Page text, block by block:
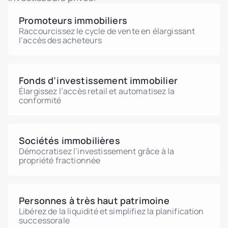
avec un conseiller fiscal portugais.
Promoteurs immobiliers
Raccourcissez le cycle de vente en élargissant
l’accès des acheteurs
Fonds d’investissement immobilier
Élargissez l’accès retail et automatisez la
conformité
Sociétés immobilières
Démocratisez l’investissement grâce à la
propriété fractionnée
Personnes à très haut patrimoine
Libérez de la liquidité et simplifiez la planification
successorale